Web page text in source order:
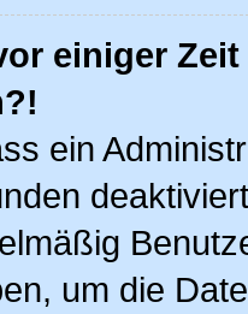
einiger
ein
um die